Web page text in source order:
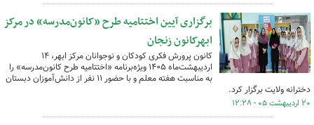
برگزاری آیین اختتامیه طرح «کانون‌مدرسه» در مرکز
ابهرکانون زنجان
کانون پرورش فکری کودکان و نوجوانان مرکز ابهر، ۱۴
اردیبهشت‌ماه ۱۴۰۵ ویژه‌برنامه «اختتامیه طرح کانون‌مدرسه» را
به مناسبت هفته معلم و با حضور ۱۱ نفر از دانش‌آموزان دبستان
دخترانه ولایت برگزار کرد.
۲۰ اردیبهشت ۰۵ - ۱۲:۲۸